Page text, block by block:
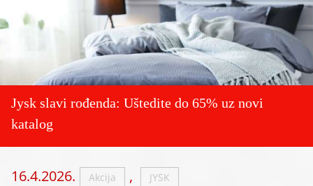
Jysk slavi rođenda: Uštedite do 65% uz novi
katalog
16.4.2026. Akcija , JYSK